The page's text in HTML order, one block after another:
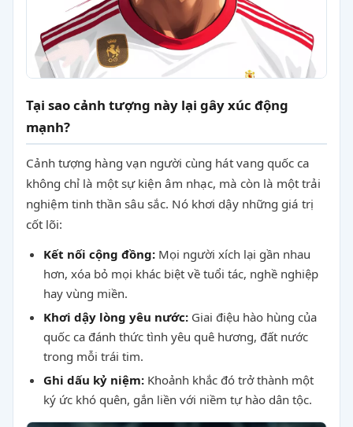
Tại sao cảnh tượng này lại gây xúc động
mạnh?
Cảnh tượng hàng vạn người cùng hát vang quốc ca
không chỉ là một sự kiện âm nhạc, mà còn là một trải
nghiệm tinh thần sâu sắc. Nó khơi dậy những giá trị
cốt lõi:
Kết nối cộng đồng: Mọi người xích lại gần nhau
hơn, xóa bỏ mọi khác biệt về tuổi tác, nghề nghiệp
hay vùng miền.
Khơi dậy lòng yêu nước: Giai điệu hào hùng của
quốc ca đánh thức tình yêu quê hương, đất nước
trong mỗi trái tim.
Ghi dấu kỷ niệm: Khoảnh khắc đó trở thành một
ký ức khó quên, gắn liền với niềm tự hào dân tộc.